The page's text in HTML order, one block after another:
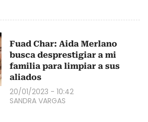
Fuad Char: Aida Merlano
busca desprestigiar a mi
familia para limpiar a sus
aliados
20/01/2023 - 10:42
SANDRA VARGAS